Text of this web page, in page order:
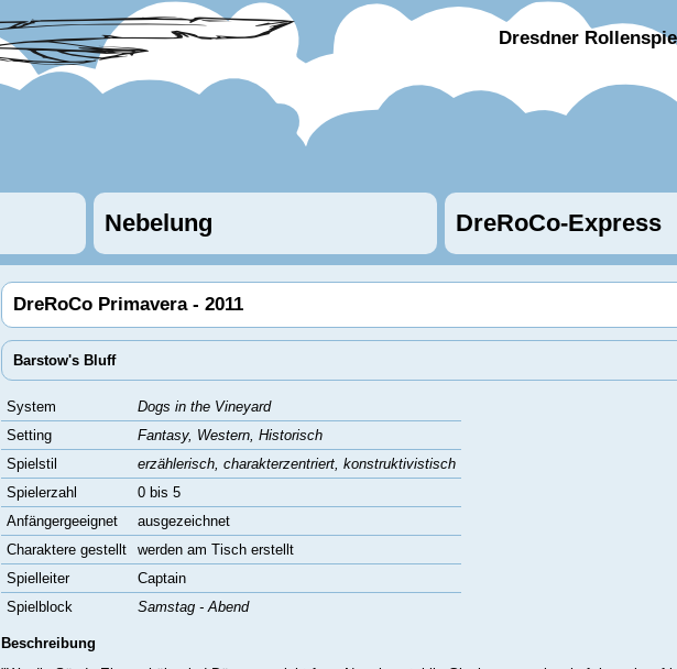
Dresdner
Nebelung DreRoCo-Express
DreRoCo Primavera - 2011
Barstow's Bluff
System
Dogs in the Vineyard
Setting
Fantasy, Western, Historisch
Spielstil
erzählerisch, charakterzentriert, konstruktivistisch
Spielerzahl
0 bis 5
Anfängergeeignet
ausgezeichnet
Charaktere gestellt
werden am Tisch erstellt
Spielleiter
Captain
Spielblock
Samstag - Abend
Beschreibung